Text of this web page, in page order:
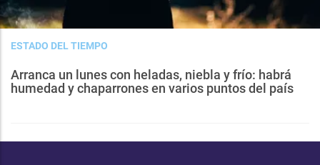
ESTADO DEL TIEMPO
Arranca un lunes con heladas, niebla y frío: habrá
humedad y chaparrones en varios puntos del país